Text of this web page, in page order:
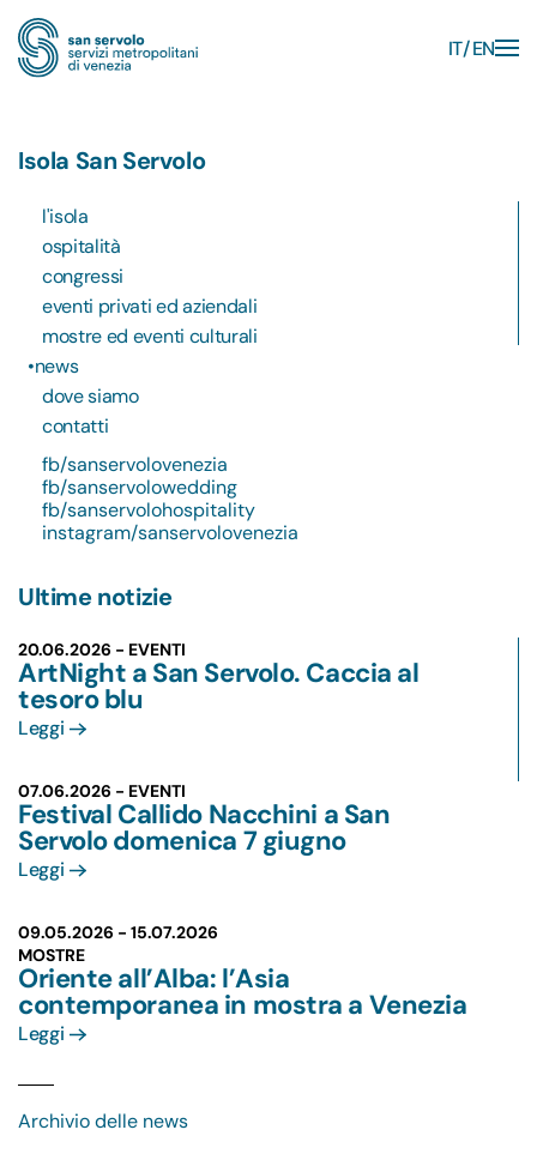
Skip to main content
IT EN
Isola San Servolo
l'isola
ospitalità
congressi
eventi privati ed aziendali
mostre ed eventi culturali
news
dove siamo
contatti
fb/sanservolovenezia
fb/sanservolowedding
fb/sanservolohospitality
instagram/sanservolovenezia
Ultime notizie
20.06.2026 - EVENTI
ArtNight a San Servolo. Caccia al
tesoro blu
Leggi
07.06.2026 - EVENTI
Festival Callido Nacchini a San
Servolo domenica 7 giugno
Leggi
09.05.2026 - 15.07.2026
MOSTRE
Oriente all’Alba: l’Asia
contemporanea in mostra a Venezia
Leggi
Archivio delle news